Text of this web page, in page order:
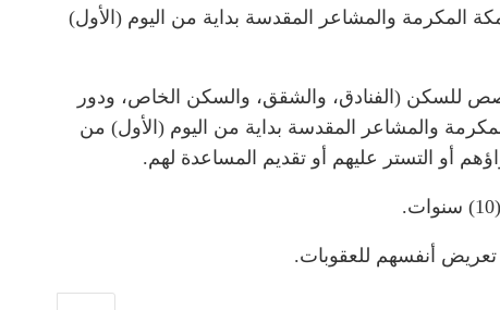
المكرمة والمشاعر المقدسة بداية من اليوم (الأول)
للسكن (الفنادق، والشقق، والسكن الخاص، ودور
والمشاعر المقدسة بداية من اليوم (الأول) من
تعريض أنفسهم للعقوبات.